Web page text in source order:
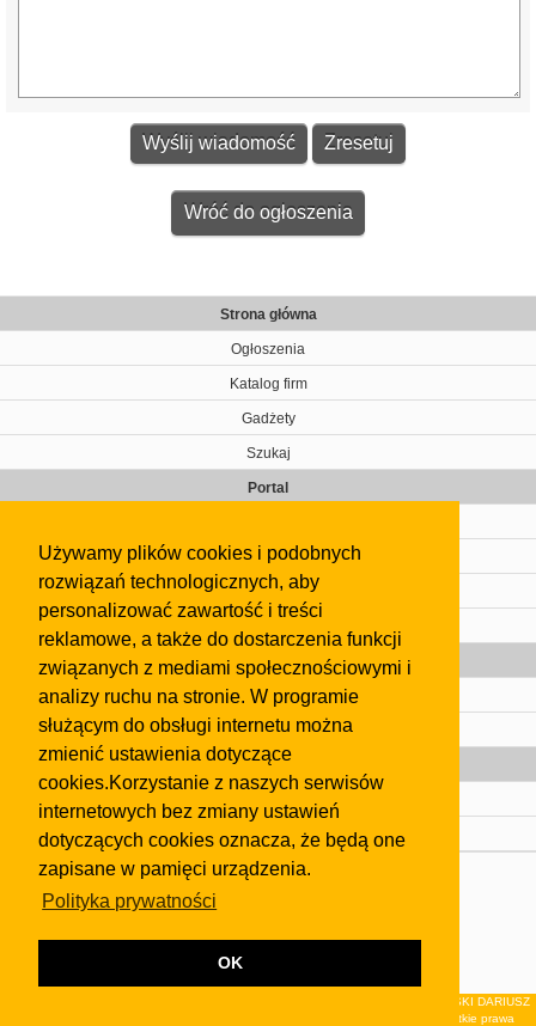
Używamy plików cookies i podobnych
rozwiązań technologicznych, aby
personalizować zawartość i treści
reklamowe, a także do dostarczenia funkcji
związanych z mediami społecznościowymi i
analizy ruchu na stronie. W programie
służącym do obsługi internetu można
zmienić ustawienia dotyczące
cookies.Korzystanie z naszych serwisów
internetowych bez zmiany ustawień
dotyczących cookies oznacza, że będą one
zapisane w pamięci urządzenia.
Polityka prywatności
OK
Wróć do ogłoszenia
Strona główna
Ogłoszenia
Katalog firm
Gadżety
Szukaj
Portal
Kontakt
Regulamin
Gazeta
Olkusz
Kontakt
Strefa dla biznesu
Biura nieruchomości
Dealerzy i autokomisy
Skontaktuj się z nami
regulaminuiPolityki Prywatności.
Klauzula FB
© 2026Wydawnictwo NEON sp. z o.o. (dawniej: FIRMA NEON MAREK KLUCZEWSKI DARIUSZ
KRAWCZYK s.c.) z siedzibą w Olkuszu, ul.Żuradzka 15, 32-300 Olkusz . Wszystkie prawa